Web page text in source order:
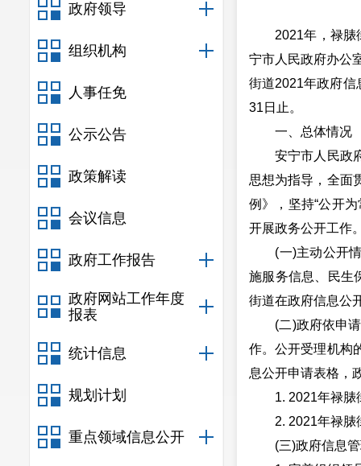
政府领导
组织机构
人事任免
公示公告
政策解读
会议信息
政府工作报告
政府网站工作年度
报表
统计信息
规划计划
重点领域信息公开
2021年，禄脿街
宁市人民政府办公
街道2021年政府信
31日止。
一、总体情况
安宁市人民政府
思想为指导，全面
例》，坚持“公开
开展政务公开工作
(一)主动公开情
施服务信息、民生
街道在政府信息公
(二)政府依申请
作。公开受理机构
息公开申请表格，
1. 2021年禄脿街
2. 2021年禄脿街
(三)政府信息管